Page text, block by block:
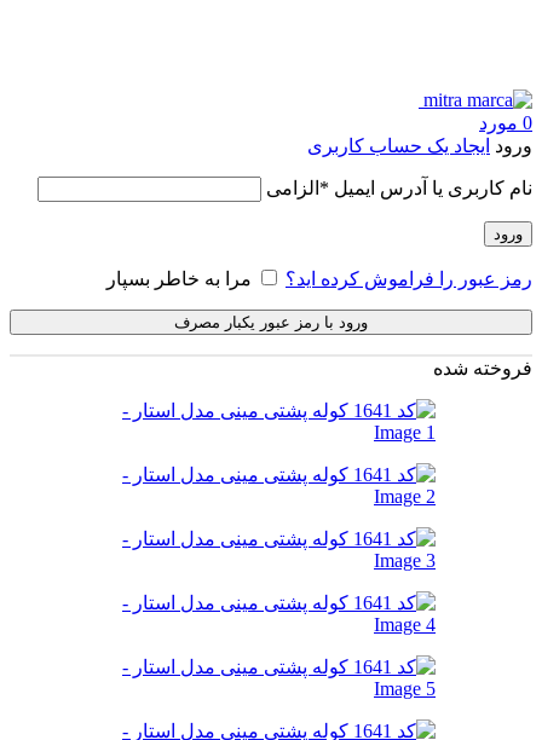
0 مورد
ورود ایجاد یک حساب کاربری
نام کاربری یا آدرس ایمیل * الزامی
ورود
رمز عبور را فراموش کرده اید؟ مرا به خاطر بسپار
ورود با رمز عبور یکبار مصرف
فروخته شده